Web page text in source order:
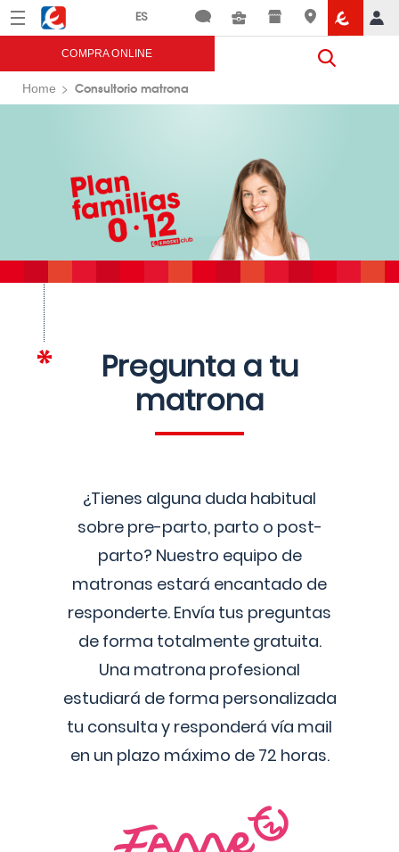
Menú Eroski
COMPRA ONLINE
Home Consultorio matrona
Pregunta a tu
matrona
¿Tienes alguna duda habitual
sobre pre-parto, parto o post-
parto? Nuestro equipo de
matronas estará encantado de
responderte. Envía tus preguntas
de forma totalmente gratuita.
Una matrona profesional
estudiará de forma personalizada
tu consulta y responderá vía mail
en un plazo máximo de 72 horas.